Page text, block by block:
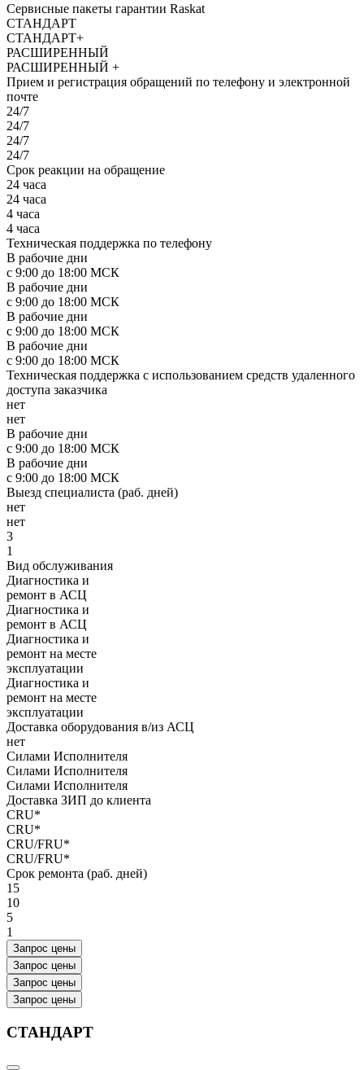
Сервисные пакеты гарантии Raskat
СТАНДАРТ
СТАНДАРТ+
РАСШИРЕННЫЙ
РАСШИРЕННЫЙ +
Прием и регистрация обращений по телефону и электронной
почте
24/7
24/7
24/7
24/7
Срок реакции на обращение
24 часа
24 часа
4 часа
4 часа
Техническая поддержка по телефону
В рабочие дни
с 9:00 до 18:00 МСК
В рабочие дни
с 9:00 до 18:00 МСК
В рабочие дни
с 9:00 до 18:00 МСК
В рабочие дни
с 9:00 до 18:00 МСК
Техническая поддержка с использованием средств удаленного
доступа заказчика
нет
нет
В рабочие дни
с 9:00 до 18:00 МСК
В рабочие дни
с 9:00 до 18:00 МСК
Выезд специалиста (раб. дней)
нет
нет
3
1
Вид обслуживания
Диагностика и
ремонт в АСЦ
Диагностика и
ремонт в АСЦ
Диагностика и
ремонт на месте
эксплуатации
Диагностика и
ремонт на месте
эксплуатации
Доставка оборудования в/из АСЦ
нет
Силами Исполнителя
Силами Исполнителя
Силами Исполнителя
Доставка ЗИП до клиента
CRU*
CRU*
CRU/FRU*
CRU/FRU*
Срок ремонта (раб. дней)
15
10
5
1
Запрос цены
Запрос цены
Запрос цены
Запрос цены
СТАНДАРТ